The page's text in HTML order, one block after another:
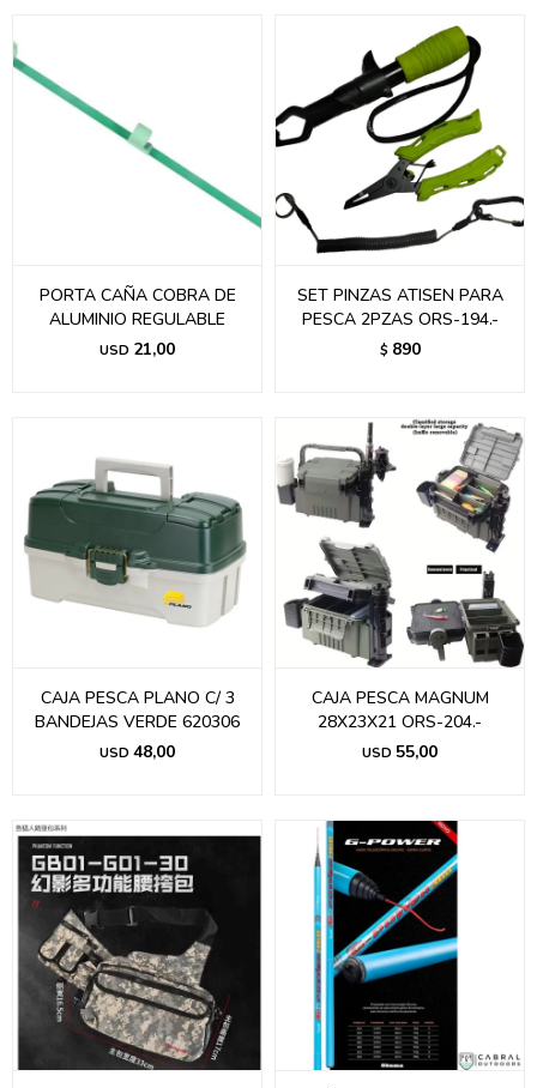
PORTA CAÑA COBRA DE
ALUMINIO REGULABLE
USD 21,00
SET PINZAS ATISEN PARA
PESCA 2PZAS ORS-194.-
$ 890
CAJA PESCA PLANO C/ 3
BANDEJAS VERDE 620306
USD 48,00
CAJA PESCA MAGNUM
28X23X21 ORS-204.-
USD 55,00